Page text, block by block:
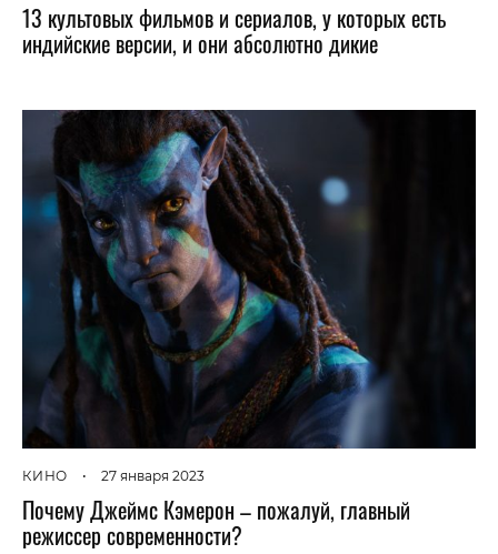
13 культовых фильмов и сериалов, у которых есть
индийские версии, и они абсолютно дикие
КИНО • 27 января 2023
Почему Джеймс Кэмерон – пожалуй, главный
режиссер современности?